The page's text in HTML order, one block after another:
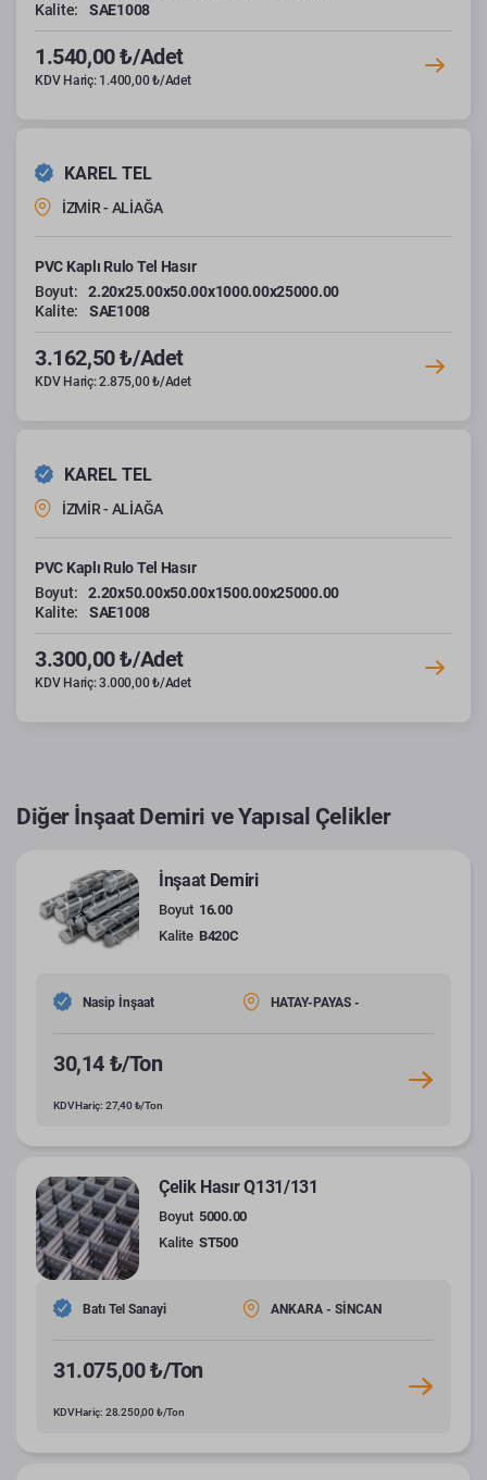
Kalite:
SAE1008
1.540,00 ₺/Adet
KDV Hariç: 1.400,00 ₺/Adet
KAREL TEL
İZMİR - ALİAĞA
PVC Kaplı Rulo Tel Hasır
Boyut:
2.20x25.00x50.00x1000.00x25000.00
Kalite:
SAE1008
3.162,50 ₺/Adet
KDV Hariç: 2.875,00 ₺/Adet
KAREL TEL
İZMİR - ALİAĞA
PVC Kaplı Rulo Tel Hasır
Boyut:
2.20x50.00x50.00x1500.00x25000.00
Kalite:
SAE1008
3.300,00 ₺/Adet
KDV Hariç: 3.000,00 ₺/Adet
Diğer İnşaat Demiri ve Yapısal Çelikler
İnşaat Demiri
Boyut 16.00
Kalite B420C
Nasip İnşaat HATAY-PAYAS -
30,14 ₺/Ton
KDV Hariç: 27,40 ₺/Ton
Çelik Hasır Q131/131
Boyut 5000.00
Kalite ST500
Batı Tel Sanayi ANKARA - SİNCAN
31.075,00 ₺/Ton
KDV Hariç: 28.250,00 ₺/Ton